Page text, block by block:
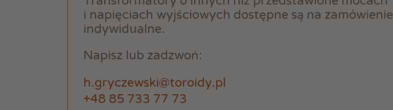
i napięciach wyjściowych dostępne są na zamówienie
indywidualne.
Napisz lub zadzwoń:
h.gryczewski@toroidy.pl
+48 85 733 77 73